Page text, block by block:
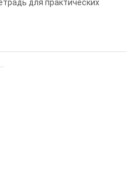
для практических